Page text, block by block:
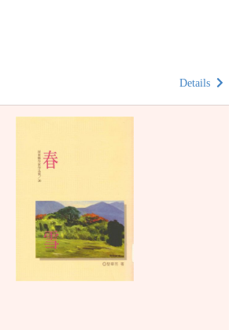
Details